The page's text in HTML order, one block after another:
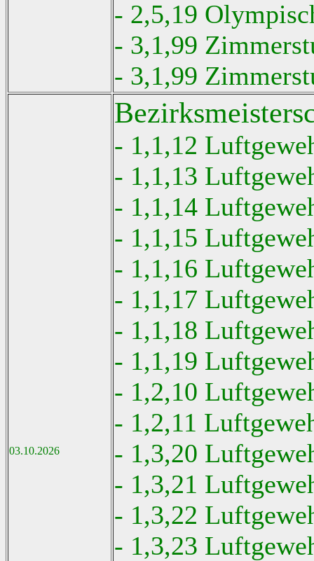
- 2,5,19
- 3,1,99
- 3,1,99
03.10.2026
- 1,1,12
- 1,1,13
- 1,1,14
- 1,1,15
- 1,1,16
- 1,1,17
- 1,1,18
- 1,1,19
- 1,2,10
- 1,2,11
- 1,3,20
- 1,3,21
- 1,3,22
- 1,3,23